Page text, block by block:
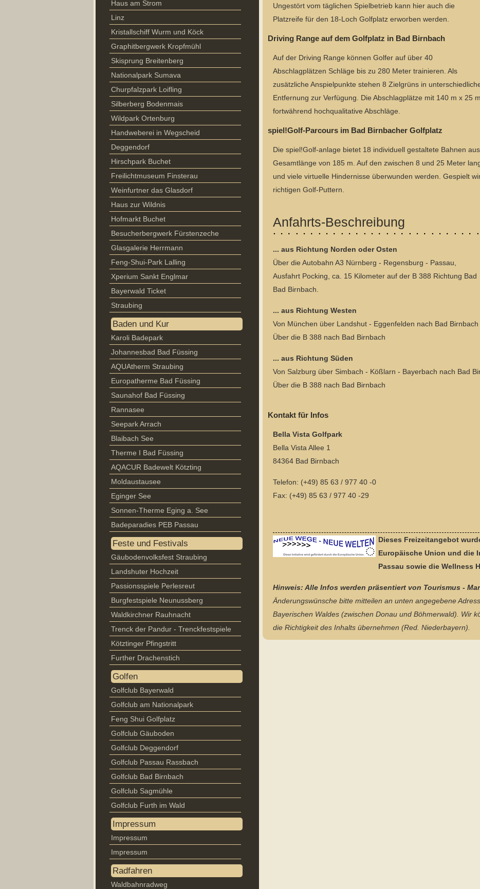
Haus am Strom
Linz
Kristallschiff Wurm und Köck
Graphitbergwerk Kropfmühl
Skisprung Breitenberg
Nationalpark Sumava
Churpfalzpark Loifling
Silberberg Bodenmais
Wildpark Ortenburg
Handweberei in Wegscheid
Deggendorf
Hirschpark Buchet
Freilichtmuseum Finsterau
Weinfurtner das Glasdorf
Haus zur Wildnis
Hofmarkt Buchet
Besucherbergwerk Fürstenzeche
Glasgalerie Herrmann
Feng-Shui-Park Lalling
Xperium Sankt Englmar
Bayerwald Ticket
Straubing
Baden und Kur
Karoli Badepark
Johannesbad Bad Füssing
AQUAtherm Straubing
Europatherme Bad Füssing
Saunahof Bad Füssing
Rannasee
Seepark Arrach
Blaibach See
Therme I Bad Füssing
AQACUR Badewelt Kötzting
Moldaustausee
Eginger See
Sonnen-Therme Eging a. See
Badeparadies PEB Passau
Feste und Festivals
Gäubodenvolksfest Straubing
Landshuter Hochzeit
Passionsspiele Perlesreut
Burgfestspiele Neunussberg
Waldkirchner Rauhnacht
Trenck der Pandur - Trenckfestspiele
Kötztinger Pfingstritt
Further Drachenstich
Golfen
Golfclub Bayerwald
Golfclub am Nationalpark
Feng Shui Golfplatz
Golfclub Gäuboden
Golfclub Deggendorf
Golfclub Passau Rassbach
Golfclub Bad Birnbach
Golfclub Sagmühle
Golfclub Furth im Wald
Impressum
Impressum
Impressum
Radfahren
Waldbahnradweg
Ungestört vom täglichen Spielbetrieb kann hier auch die
Platzreife für den 18-Loch Golfplatz erworben werden.
Driving Range auf dem Golfplatz in Bad Birnbach
Auf der Driving Range können Golfer auf über 40
Abschlagplätzen Schläge bis zu 280 Meter trainieren. Als
zusätzliche Anspielpunkte stehen 8 Zielgrüns in
Entfernung zur Verfügung. Die Abschlagplätze mit 140 m x 25
fortwährend hochqualitative Abschläge.
spiel!Golf-Parcours im Bad Birnbacher Golfplatz
Die spiel!Golf-anlage bietet 18 individuell gestaltete Bahnen
Gesamtlänge von 185 m. Auf den zwischen 8 und 25 Meter
und viele virtuelle Hindernisse überwunden werden. Gespielt
richtigen Golf-Puttern.
Anfahrts-Beschreibung
... aus Richtung Norden oder Osten
Über die Autobahn A3 Nürnberg - Regensburg - Passau,
Ausfahrt Pocking, ca. 15 Kilometer auf der B 388 Richtung Bad
Bad Birnbach.
... aus Richtung Westen
Von München über Landshut - Eggenfelden nach Bad Birnbach
Über die B 388 nach Bad Birnbach
... aus Richtung Süden
Von Salzburg über Simbach - Kößlarn - Bayerbach nach Bad
Über die B 388 nach Bad Birnbach
Kontakt für Infos
Bella Vista Golfpark
Bella Vista Allee 1
84364 Bad Birnbach
Telefon: (+49) 85 63 / 977 40 -0
Fax: (+49) 85 63 / 977 40 -29
Dieses Freizeitangebot
Europäische Union und die
Passau sowie die Wellness
Hinweis: Alle Infos werden präsentiert von Tourismus -
Änderungswünsche bitte mitteilen an unten angegebene
Bayerischen Waldes (zwischen Donau und Böhmerwald). Wir
die Richtigkeit des Inhalts übernehmen (Red. Niederbayern).